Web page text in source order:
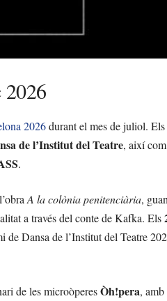
2026
2026durant el mes de juliol. Els
de l’Institut del Teatre, així
.
A la colònia penitenciària,
a través del conte de Kafka. Els
de Dansa de l’Institut del Teatre
de les microòperesÒh!pera,